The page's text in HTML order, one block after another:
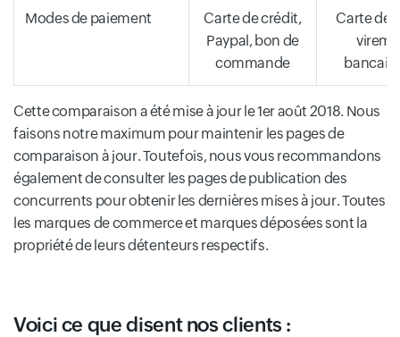
Modes de paiement
Carte de crédit,
Paypal, bon de
commande
Carte de
Cette comparaison a été mise à jour le 1er août 2018. Nous
faisons notre maximum pour maintenir les pages de
comparaison à jour. Toutefois, nous vous recommandons
également de consulter les pages de publication des
concurrents pour obtenir les dernières mises à jour. Toutes
les marques de commerce et marques déposées sont la
propriété de leurs détenteurs respectifs.
Voici ce que disent nos clients :